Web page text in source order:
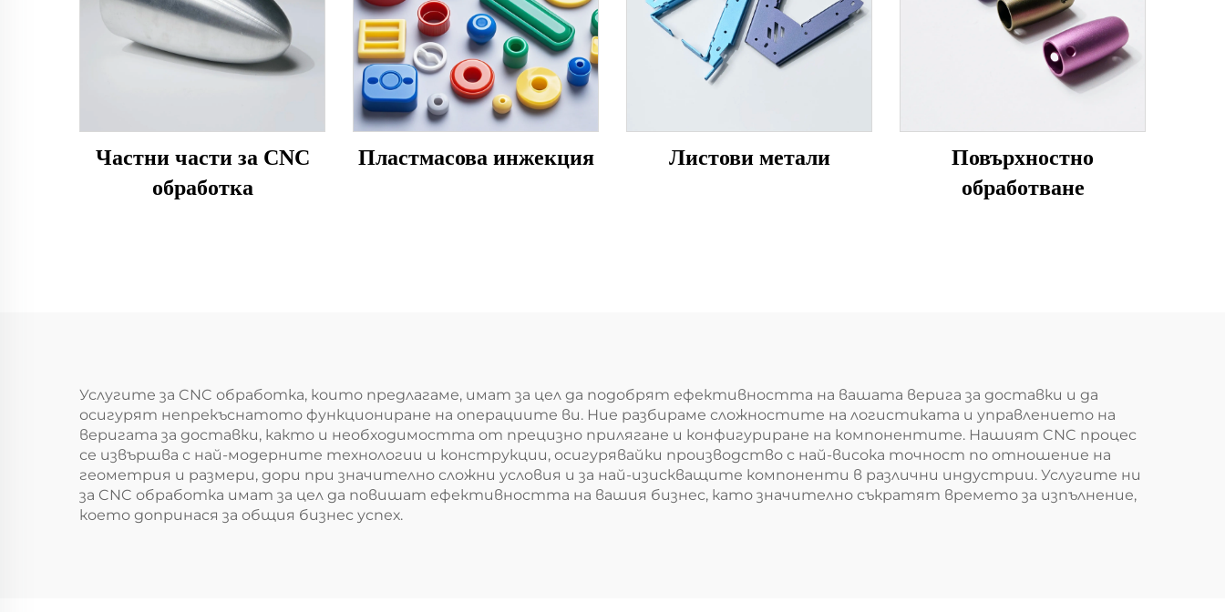
Частни части за CNC
обработка
Пластмасова инжекция Листови метали
Повърхностно
обработване
Услугите за CNC обработка, които предлагаме, имат за цел да подобрят ефективността на вашата верига за доставки и да
осигурят непрекъснатото функциониране на операциите ви. Ние разбираме сложностите на логистиката и управлението на
веригата за доставки, както и необходимостта от прецизно прилягане и конфигуриране на компонентите. Нашият CNC процес
се извършва с най-модерните технологии и конструкции, осигурявайки производство с най-висока точност по отношение на
геометрия и размери, дори при значително сложни условия и за най-изискващите компоненти в различни индустрии. Услугите ни
за CNC обработка имат за цел да повишат ефективността на вашия бизнес, като значително съкратят времето за изпълнение,
което допринася за общия бизнес успех.